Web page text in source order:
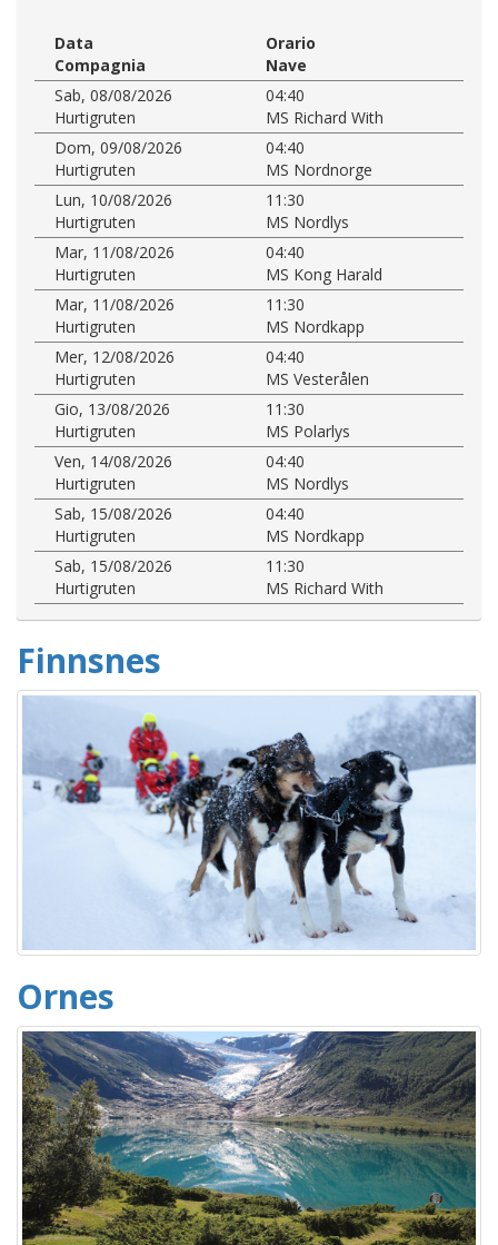
Data
Orario
Compagnia
Nave
Sab, 08/08/2026
04:40
Hurtigruten
MS Richard With
Dom, 09/08/2026
04:40
Hurtigruten
MS Nordnorge
Lun, 10/08/2026
11:30
Hurtigruten
MS Nordlys
Mar, 11/08/2026
04:40
Hurtigruten
MS Kong Harald
Mar, 11/08/2026
11:30
Hurtigruten
MS Nordkapp
Mer, 12/08/2026
04:40
Hurtigruten
MS Vesterålen
Gio, 13/08/2026
11:30
Hurtigruten
MS Polarlys
Ven, 14/08/2026
04:40
Hurtigruten
MS Nordlys
Sab, 15/08/2026
04:40
Hurtigruten
MS Nordkapp
Sab, 15/08/2026
11:30
Hurtigruten
MS Richard With
Finnsnes
Ornes